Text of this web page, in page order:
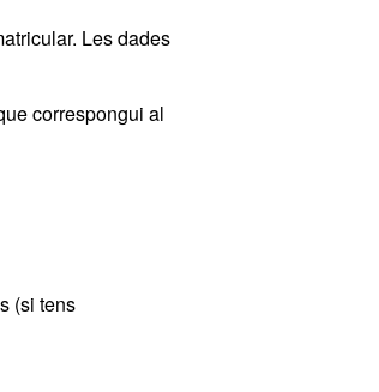
Les dades
correspongui al
(si tens